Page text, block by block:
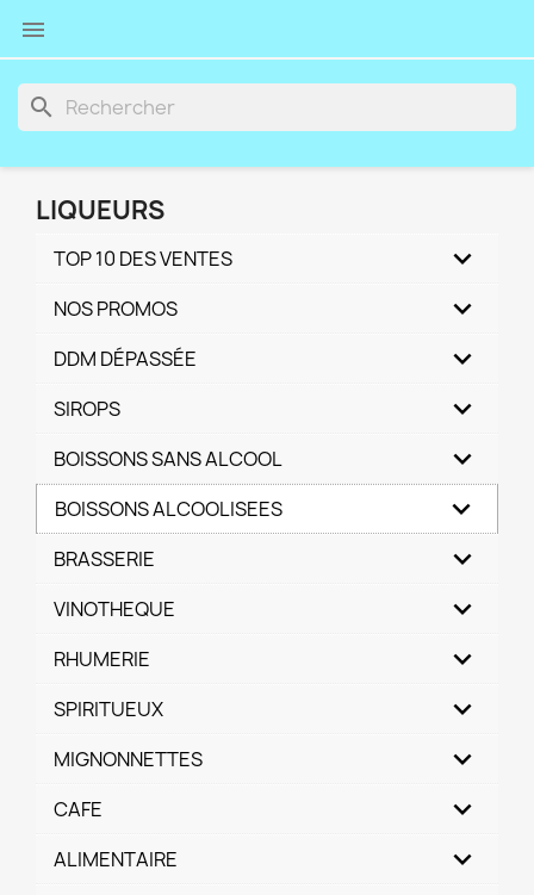

search
LIQUEURS
TOP 10 DES VENTES
NOS PROMOS
DDM DÉPASSÉE
SIROPS
BOISSONS SANS ALCOOL
BOISSONS ALCOOLISEES
BRASSERIE
VINOTHEQUE
RHUMERIE
SPIRITUEUX
MIGNONNETTES
CAFE
ALIMENTAIRE